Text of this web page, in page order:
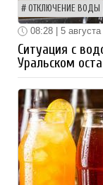
ОТКЛЮЧЕНИЕ ВОДЫ
08:28 | 5 августа
Ситуация с
Уральском